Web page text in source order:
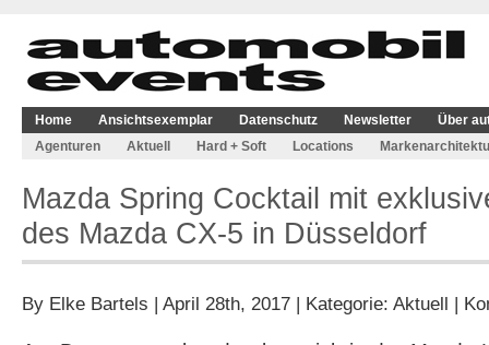
Home Ansichtsexemplar Datenschutz Newsletter
Über
Agenturen
Aktuell Hard + Soft Locations
Mazda Spring Cocktail mit
des Mazda CX-5 in Düsseldorf
By Elke Bartels | April 28th, 2017 | Kategorie: Aktuell |